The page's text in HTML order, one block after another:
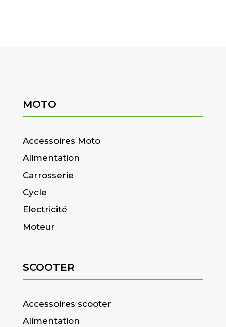
MOTO
Accessoires Moto
Alimentation
Carrosserie
Cycle
Electricité
Moteur
SCOOTER
Accessoires scooter
Alimentation